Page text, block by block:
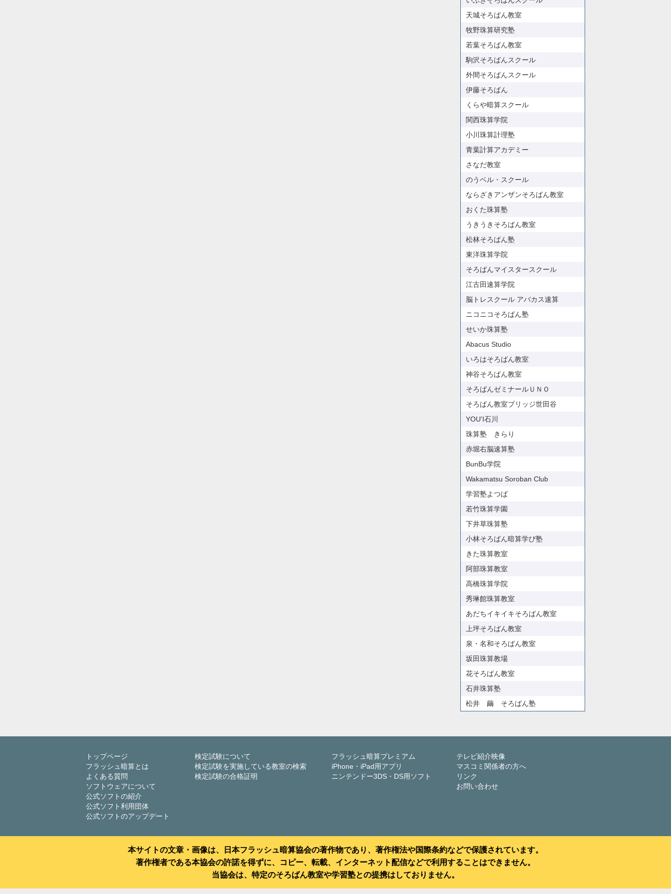
天城そろばん教室
牧野珠算研究塾
若葉そろばん教室
駒沢そろばんスクール
外間そろばんスクール
伊藤そろばん
くらや暗算スクール
関西珠算学院
小川珠算計理塾
青葉計算アカデミー
さなだ教室
のうベル・スクール
ならざきアンザンそろばん教室
おくた珠算塾
うきうきそろばん教室
松林そろばん塾
東洋珠算学院
そろばんマイスタースクール
江古田速算学院
脳トレスクール アバカス速算
ニコニコそろばん塾
せいか珠算塾
Abacus Studio
いろはそろばん教室
神谷そろばん教室
そろばんゼミナールＵＮＯ
そろばん教室ブリッジ世田谷
YOU'I石川
珠算塾 きらり
赤堀右脳速算塾
BunBu学院
Wakamatsu Soroban Club
学習塾よつば
若竹珠算学園
下井草珠算塾
小林そろばん暗算学び塾
きた珠算教室
阿部珠算教室
高橋珠算学院
秀琳館珠算教室
あだちイキイキそろばん教室
上坪そろばん教室
泉・名和そろばん教室
坂田珠算教場
花そろばん教室
石井珠算塾
松井 繭 そろばん塾
トップページ
フラッシュ暗算とは
よくある質問
ソフトウェアについて
公式ソフトの紹介
公式ソフト利用団体
公式ソフトのアップデート
検定試験について
検定試験を実施している教室の検索
検定試験の合格証明
フラッシュ暗算プレミアム
iPhone・iPad用アプリ
ニンテンドー3DS・DS用ソフト
テレビ紹介映像
マスコミ関係者の方へ
リンク
お問い合わせ
本サイトの文章・画像は、日本フラッシュ暗算協会の著作物であり、著作権法や国際条約などで保護されています。
著作権者である本協会の許諾を得ずに、コピー、転載、インターネット配信などで利用することはできません。
当協会は、特定のそろばん教室や学習塾との提携はしておりません。